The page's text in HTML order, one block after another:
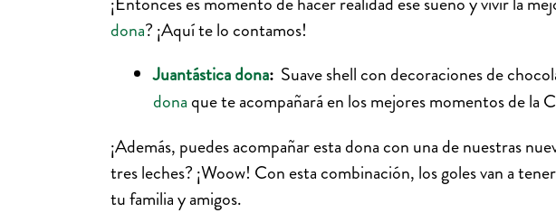
dona? ¡Aquí te lo contamos!
Juantástica dona: Suave shell con decoraciones de
dona que te acompañará en los mejores momentos de la
¡Además, puedes acompañar esta dona con una de nuestras
tres leches? ¡Woow! Con esta combinación, los goles van a
tu familia y amigos.